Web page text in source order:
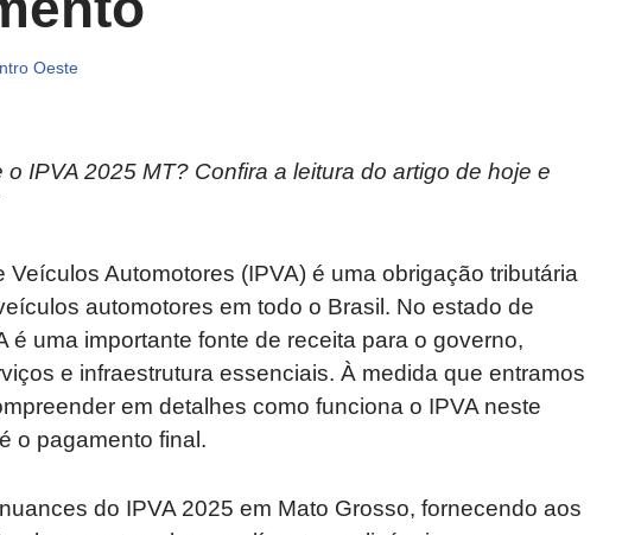
Oeste
IPVA 2025 MT? Confira a leitura do artigo de hoje e
Automotores (IPVA) é uma obrigação tributária
automotores em todo o Brasil. No estado de
é uma importante fonte de receita para o governo,
e infraestrutura essenciais. À medida que entramos
em detalhes como funciona o IPVA neste
o pagamento final.
do IPVA 2025 em Mato Grosso, fornecendo aos